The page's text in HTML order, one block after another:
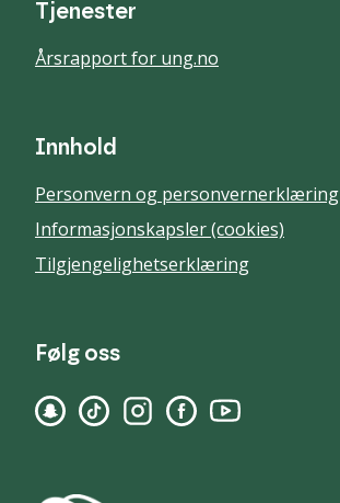
Tjenester
Årsrapport for ung.no
Innhold
Personvern og personvernerklæring
Informasjonskapsler (cookies)
Tilgjengelighetserklæring
Følg oss